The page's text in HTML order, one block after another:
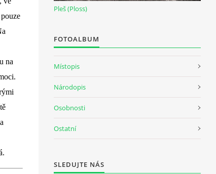
na
Pleš (Ploss)
FOTOALBUM
Místopis
Národopis
Osobnosti
Ostatní
SLEDUJTE NÁS